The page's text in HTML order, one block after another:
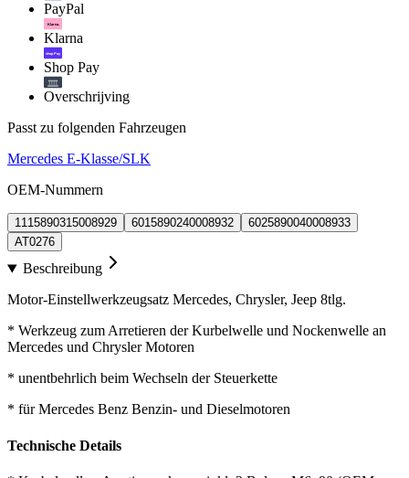
PayPal
Klarna.
Klarna
shop Pay
Shop Pay
Overschrijving
Passt zu folgenden Fahrzeugen
Mercedes E-Klasse/SLK
OEM-Nummern
1115890315008929 6015890240008932
6025890040008933
AT0276
Beschreibung
Motor-Einstellwerkzeugsatz Mercedes, Chrysler, Jeep 8tlg.
* Werkzeug zum Arretieren der Kurbelwelle und Nockenwelle an
Mercedes und Chrysler Motoren
* unentbehrlich beim Wechseln der Steuerkette
* für Mercedes Benz Benzin- und Dieselmotoren
Technische Details